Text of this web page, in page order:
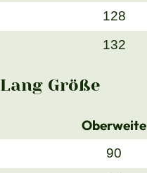
128
132
Lang Größe
Oberweite
90